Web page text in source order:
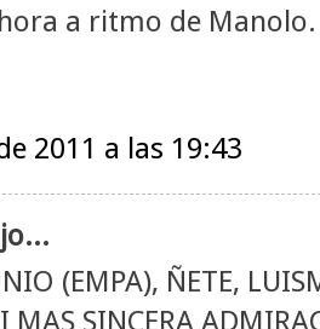
a ritmo de Manolo.
2011 a las 19:43
(EMPA), ÑETE,
MAS SINCERA